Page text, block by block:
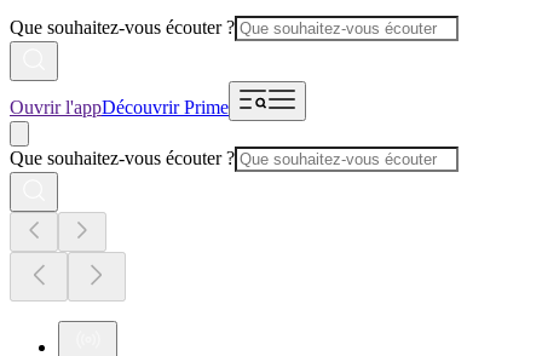
Que souhaitez-vous écouter ?
Ouvrir l'appDécouvrir Prime
Que souhaitez-vous écouter ?